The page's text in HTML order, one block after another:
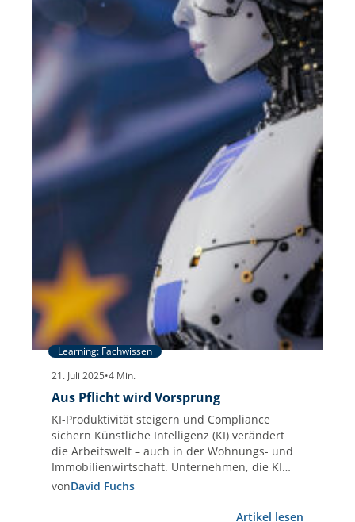
Learning: Fachwissen
21. Juli 2025•4 Min.
Aus Pflicht wird Vorsprung
KI-Produktivität steigern und Compliance
sichern Künstliche Intelligenz (KI) verändert
die Arbeitswelt – auch in der Wohnungs- und
Immobilienwirtschaft. Unternehmen, die KI
gezielt einsetzen, steigern die Effizienz bei
Dokumentenmanagement um bis zu 45 %.
vonDavid Fuchs
Artikel lesen